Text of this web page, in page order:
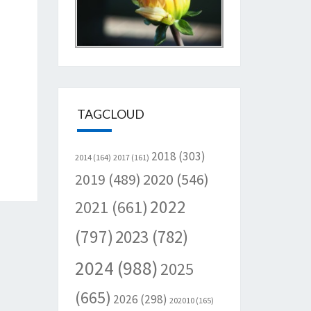
TAGCLOUD
2014(164) 2017(161) 2018 (303)
2019 (489) 2020 (546)
2021 (661) 2022
(797)2023 (782)
2024 (988) 2025
(665) 2026 (298) 202010(165)